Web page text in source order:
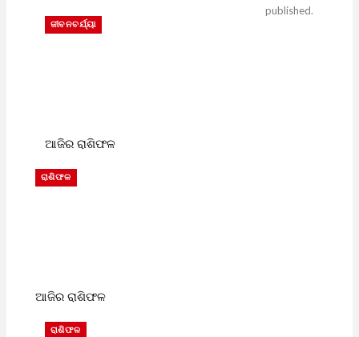
ଜୀବନଚର୍ଯ୍ୟା
ଆଜିର ରାଶିଫଳ
ରାଶିଫଳ
ଆଜିର ରାଶିଫଳ
ରାଶିଫଳ
published.